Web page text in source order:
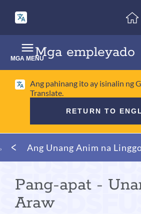
pangunahing
nilalaman
Mga empleyado
MGA MENU
Ang pahinang ito ay isinalin ng
Translate.
RETURN TO
MumoAng Unang Anim na
Pang-apat -
Araw